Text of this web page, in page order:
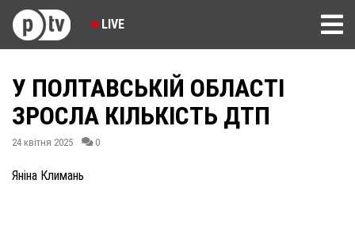
LIVE
У ПОЛТАВСЬКІЙ ОБЛАСТІ
ЗРОСЛА КІЛЬКІСТЬ ДТП
24 квітня 2025 0
Яніна Климань